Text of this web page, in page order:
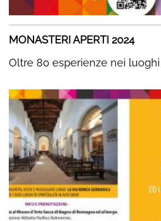
MONASTERI APERTI 2024
Oltre 80 esperienze nei